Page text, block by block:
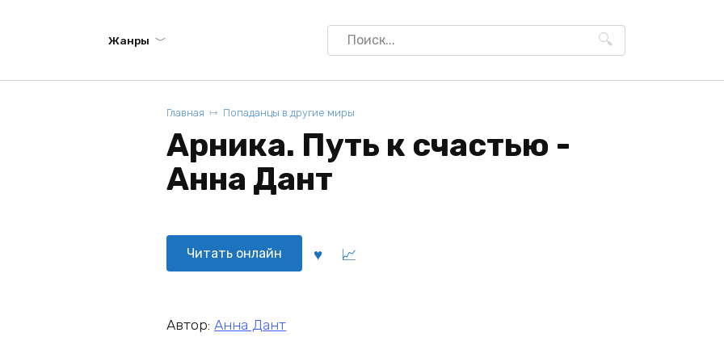
Жанры
Search
for:
Главная Попаданцы в другие миры
Арника. Путь к счастью -
Анна Дант
Читать онлайн
Автор: Анна Дант